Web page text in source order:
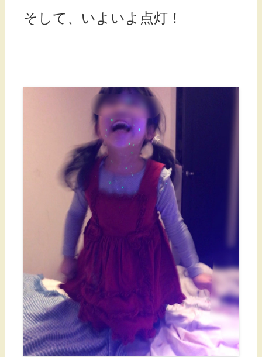
そして、いよいよ点灯！